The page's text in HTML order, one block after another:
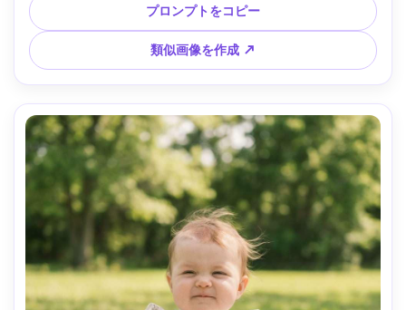
A7R V、85mm f/1.4、浅い被写界深度、中央ポートレート構
図、豊かなカラーグレーディング、リアルなベルベット質
感、懐かしいホリデー気分 --ar 4:5
プロンプトをコピー
類似画像を作成 ↗